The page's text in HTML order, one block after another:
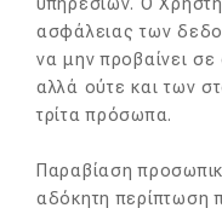
ασφάλειας των
να μην προβαίνει
αλλά ούτε και των
τρίτα πρόσωπα.
Παραβίαση
αδόκητη περίπτωση